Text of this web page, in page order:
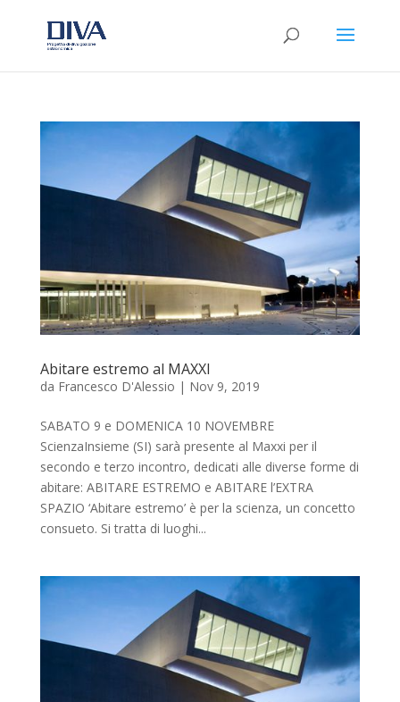
Abitare estremo al MAXXI
da Francesco D'Alessio | Nov 9, 2019
SABATO 9 e DOMENICA 10 NOVEMBRE
ScienzaInsieme (SI) sarà presente al Maxxi per il
secondo e terzo incontro, dedicati alle diverse forme di
abitare: ABITARE ESTREMO e ABITARE l’EXTRA
SPAZIO ‘Abitare estremo’ è per la scienza, un concetto
consueto. Si tratta di luoghi...